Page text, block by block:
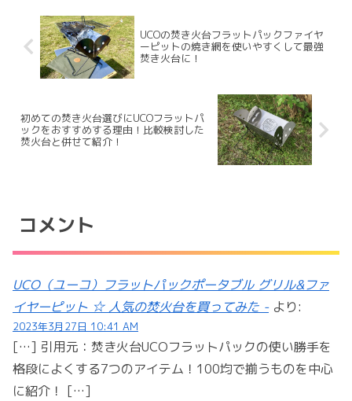
UCOの焚き火台フラットパックファイヤ
ーピットの焼き網を使いやすくして最強
焚き火台に！
初めての焚き火台選びにUCOフラットパ
ックをおすすめする理由！比較検討した
焚火台と併せて紹介！
コメント
UCO（ユーコ）フラットパックポータブル グリル&ファ
イヤーピット ☆ 人気の焚火台を買ってみた - より:
2023年3月27日 10:41 AM
[…] 引用元：焚き火台UCOフラットパックの使い勝手を
格段によくする7つのアイテム！100均で揃うものを中心
に紹介！ […]